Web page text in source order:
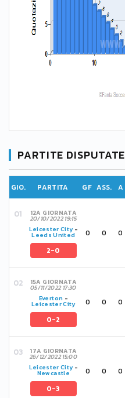
PARTITE DISPUTATE
GIO. PARTITA GF ASS. A
12A GIORNATA
20/10/2022 19:15
Leicester City-
Leeds United
2-0
0 0 0
15A GIORNATA
05/11/2022 17:30
Everton -
Leicester City
0-2
0 0 0
17A GIORNATA
26/12/2022 15:00
Leicester City-
Newcastle
0-3
0 0 0